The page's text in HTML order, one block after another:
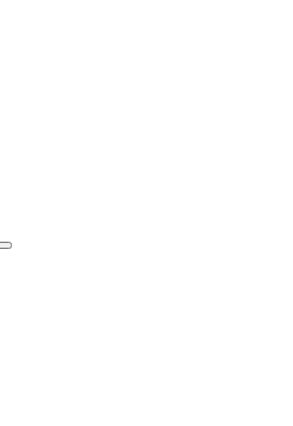
Rechercher